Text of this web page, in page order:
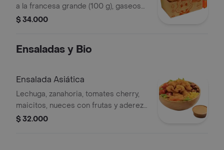
a la francesa grande (100 g), gaseosa
(470 ml)
$ 34.000
Ensaladas y Bio
Ensalada Asiática
Lechuga, zanahoria, tomates cherry,
maicitos, nueces con frutas y aderezo
sésamo. Elige tu proteína entre
$ 32.000